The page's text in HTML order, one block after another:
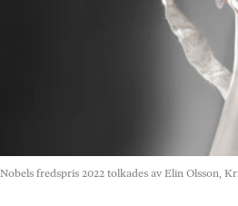
Nobels fredspris 2022 tolkades av Elin Olsson,